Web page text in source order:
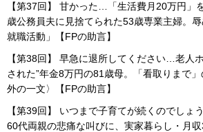
【第37回】 甘かった…「生活費月20万円」
歳公務員夫に見捨てられた53歳専業主婦。
就職活動」【FPの助言】
【第38回】 早急に退所してください…老人
された”年金8万円の81歳母。「看取りまで
外の一文〉【FPの助言】
【第39回】 いつまで子育てが続くのでしょ
60代両親の悲痛な叫びに、実家暮らし・月